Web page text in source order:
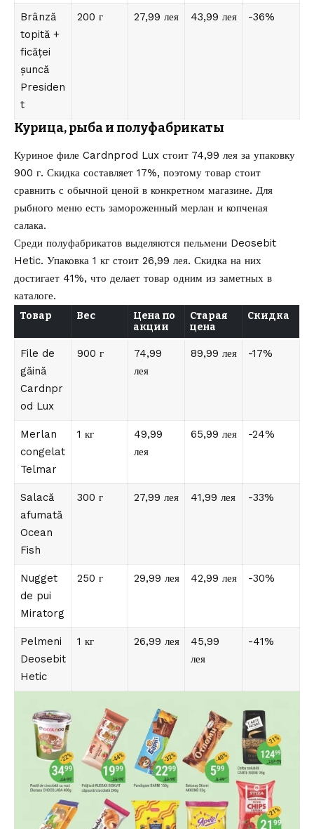
Brânză
topită +
ficăței
șuncă
Presiden
t
200 г 27,99 лея 43,99 лея -36%
Курица, рыба и полуфабрикаты
Куриное филе Cardnprod Lux стоит 74,99 лея за упаковку
900 г. Скидка составляет 17%, поэтому товар стоит
сравнить с обычной ценой в конкретном магазине. Для
рыбного меню есть замороженный мерлан и копченая
салака.
Среди полуфабрикатов выделяются пельмени Deosebit
Hetic. Упаковка 1 кг стоит 26,99 лея. Скидка на них
достигает 41%, что делает товар одним из заметных в
каталоге.
Товар Вес
Цена по
акции
Старая
цена
Скидка
File de
găină
Cardnpr
od Lux
900 г
74,99
лея
89,99 лея -17%
Merlan
congelat
Telmar
1 кг
49,99
лея
65,99 лея -24%
Salacă
afumată
Ocean
Fish
300 г 27,99 лея 41,99 лея -33%
Nugget
de pui
Miratorg
250 г 29,99 лея 42,99 лея -30%
Pelmeni
Deosebit
Hetic
1 кг 26,99 лея
45,99
лея
-41%